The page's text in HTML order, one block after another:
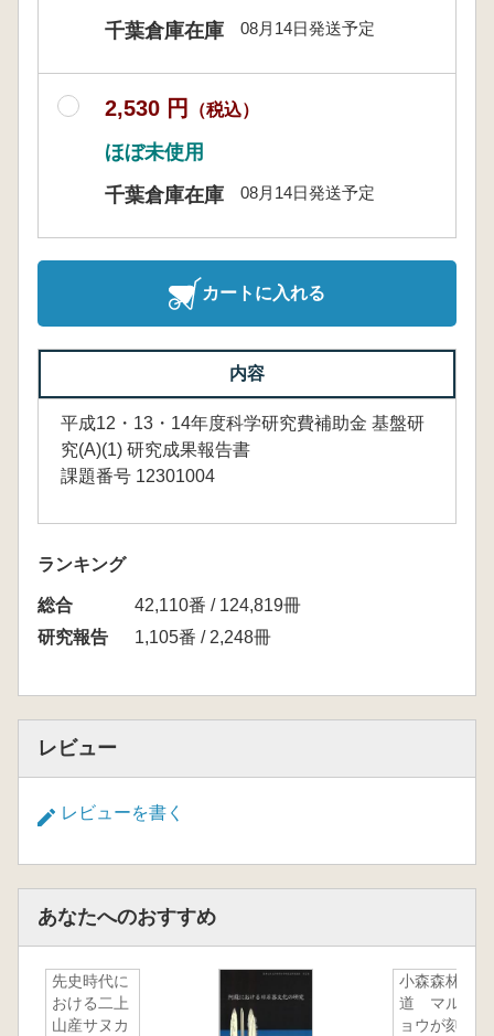
千葉倉庫在庫
08月14日発送予定
2,530 円 （税込）
ほぼ未使用
千葉倉庫在庫
08月14日発送予定
カートに入れる
内容
平成12・13・14年度科学研究費補助金 基盤研
究(A)(1) 研究成果報告書
課題番号 12301004
ランキング
総合
42,110番 / 124,819冊
研究報告
1,105番 / 2,248冊
レビュー
レビューを書く
あなたへのおすすめ
先史時代に
おける二上
山産サヌカ
小森森林軌
道 マルキ
ョウが刻ん